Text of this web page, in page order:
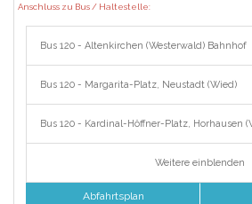
Anschluss zu Bus / Haltestelle:
Bus 120 - Altenkirchen (Westerwald) Bahnhof
Bus 120 - Margarita-Platz, Neustadt (Wied)
Bus 120 - Kardinal-Höffner-Platz, Horhausen
Weitere einblenden
Abfahrtsplan